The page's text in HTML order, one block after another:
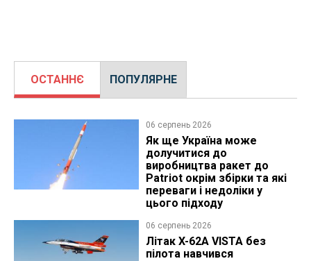
ОСТАННЄ ПОПУЛЯРНЕ
06 серпень 2026
Як ще Україна може
долучитися до
виробництва ракет до
Patriot окрім збірки та які
переваги і недоліки у
цього підходу
06 серпень 2026
Літак X-62A VISTA без
пілота навчився